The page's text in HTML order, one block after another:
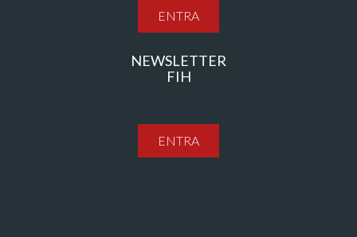
ENTRA
NEWSLETTER
FIH
ENTRA